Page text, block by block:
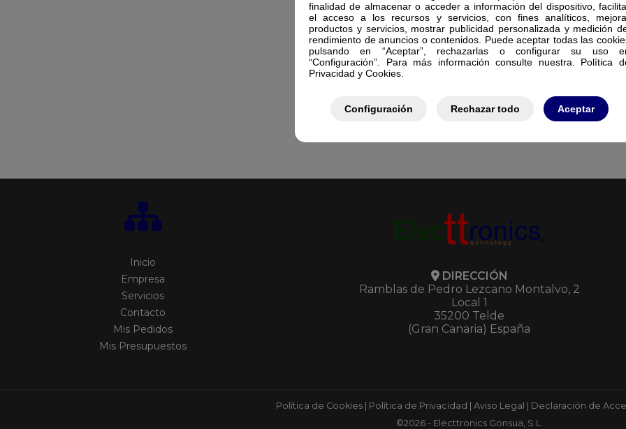
finalidad de almacenar o acceder a información del dispositivo,
el acceso a los recursos y servicios, con fines analíticos,
productos y servicios, mostrar publicidad personalizada y medición
rendimiento de anuncios o contenidos. Puede aceptar todas las
pulsando en “Aceptar”, rechazarlas o configurar su uso
“Configuración”. Para más información consulte nuestra. Política
Privacidad y Cookies.
Configuración Rechazar todo Aceptar
Inicio
Empresa
Servicios
Contacto
Mis Pedidos
Mis Presupuestos
DIRECCIÓN
Ramblas de Pedro Lezcano Montalvo, 2
Local 1
35200 Telde
(Gran Canaria) España
Política de Cookies| Política de Privacidad Aviso Legal
Declaración de
©2026 - Electtronics Gonsua, S.L.